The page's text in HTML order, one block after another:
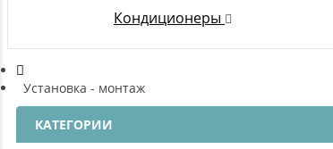
Кондиционеры
Установка - монтаж
КАТЕГОРИИ